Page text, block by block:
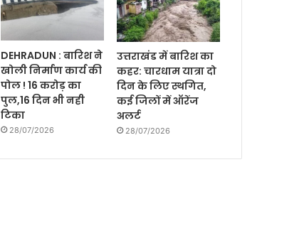
DEHRADUN : बारिश ने
खोली निर्माण कार्य की
पोल ! 16 करोड़ का
पुल,16 दिन भी नही
टिका
28/07/2026
उत्तराखंड में बारिश का
कहर: चारधाम यात्रा दो
दिन के लिए स्थगित,
कई जिलों में ऑरेंज
अलर्ट
28/07/2026